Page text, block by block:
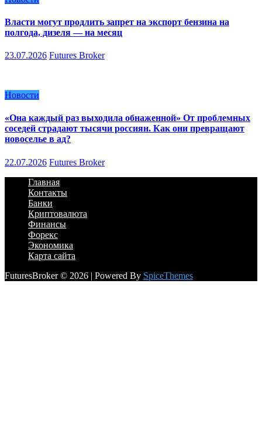
Власти могут продлить запрет на экспорт бензина на
полгода, дизеля — на месяц
23.07.2026 Futures Broker
Новости
«Она каждый раз выходила обнаженной» От проблемных
соседей страдают тысячи россиян. Как они превращают
новоселье в ад?
22.07.2026 Futures Broker
Главная
Контакты
Банки
Криптовалюта
Финансы
Форекс
Экономика
Карта сайта
FuturesBroker © 2026 | Powered By SpiceThemes